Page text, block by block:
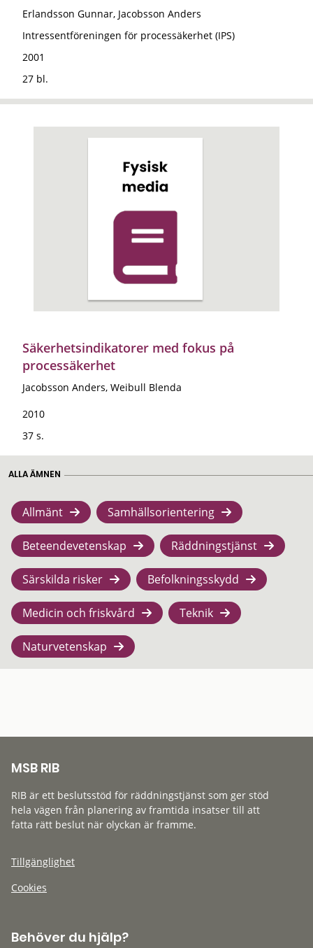
Erlandsson Gunnar, Jacobsson Anders
Intressentföreningen för processäkerhet (IPS)
2001
27 bl.
Säkerhetsindikatorer med fokus på
processäkerhet
Jacobsson Anders, Weibull Blenda
2010
37 s.
ALLA ÄMNEN
Allmänt Samhällsorientering
Beteendevetenskap Räddningstjänst
Särskilda risker Befolkningsskydd
Medicin och friskvård Teknik
Naturvetenskap
MSB RIB
RIB är ett beslutsstöd för räddningstjänst som ger stöd
hela vägen från planering av framtida insatser till att
fatta rätt beslut när olyckan är framme.
Tillgänglighet
Cookies
Behöver du hjälp?